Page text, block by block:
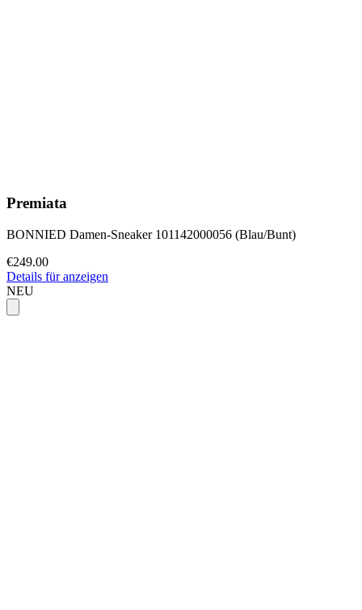
Premiata
BONNIED Damen-Sneaker 101142000056 (Blau/Bunt)
€249.00
Details für anzeigen
NEU